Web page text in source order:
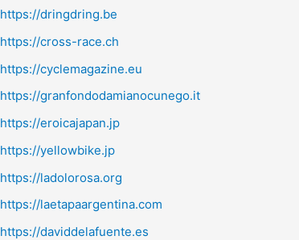
https://dringdring.be
https://cross-race.ch
https://cyclemagazine.eu
https://granfondodamianocunego.it
https://eroicajapan.jp
https://yellowbike.jp
https://ladolorosa.org
https://laetapaargentina.com
https://daviddelafuente.es